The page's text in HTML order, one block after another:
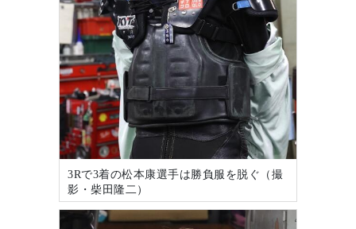
3Rで3着の松本康選手は勝負服を脱ぐ（撮
影・柴田隆二）